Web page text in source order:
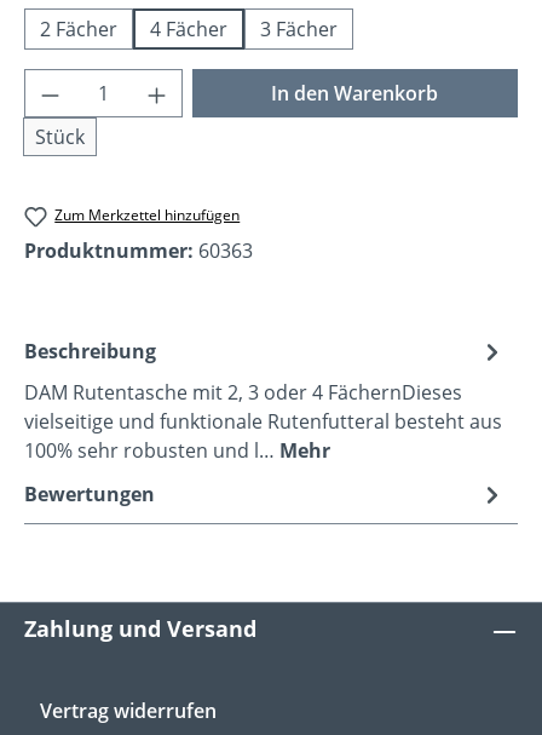
2 Fächer
4 Fächer 3 Fächer
Produkt Anzahl: Gib den gewünschten
Stück
In den Warenkorb
Zum Merkzettel hinzufügen
Produktnummer: 60363
Beschreibung
DAM Rutentasche mit 2, 3 oder 4 FächernDieses
vielseitige und funktionale Rutenfutteral besteht aus
100% sehr robusten und l… Mehr
Bewertungen
Zahlung und Versand
Vertrag widerrufen